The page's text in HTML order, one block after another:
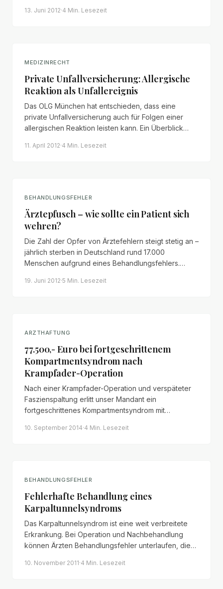
Auch in Deutschland wird der Ruf nach strengeren
13. Juni 2012·4 Min. Lesezeit
MEDIZINRECHT
Private Unfallversicherung: Allergische
Reaktion als Unfallereignis
Das OLG München hat entschieden, dass eine
private Unfallversicherung auch für Folgen einer
allergischen Reaktion leisten kann. Ein Überblick
Abs. 2 VVG und die Frage der Krankheitsmitwirkung.
11. April 2012·4 Min. Lesezeit
BEHANDLUNGSFEHLER
Ärztepfusch – wie sollte ein Patient sich
wehren?
Die Zahl der Opfer von Ärztefehlern steigt stetig an –
jährlich sterben in Deutschland rund 17.000
Menschen aufgrund eines Behandlungsfehlers.
19. Juni 2012·5 Min. Lesezeit
ARZTHAFTUNG
77.500,- Euro bei fortgeschrittenem
Kompartmentsyndrom nach
Krampfader-Operation
Nach einer Krampfader-Operation und verspäteter
Faszienspaltung erlitt unser Mandant ein
fortgeschrittenes Kompartmentsyndrom mit
eine Abfindung von 77.500 Euro erreicht werden.
10. September 2014·4 Min. Lesezeit
BEHANDLUNGSFEHLER
Fehlerhafte Behandlung eines
Karpaltunnelsyndroms
Das Karpaltunnelsyndrom ist eine weit verbreitete
Erkrankung. Bei Operation und Nachbehandlung
können Ärzten Behandlungsfehler unterlaufen, die
10. November 2011·4 Min. Lesezeit